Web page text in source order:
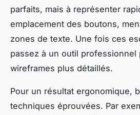
parfaits, mais à représenter
emplacement des boutons,
zones de texte. Une fois ces
passez à un outil professionnel
wireframes plus détaillés.
Pour un résultat ergonomique,
techniques éprouvées. Par